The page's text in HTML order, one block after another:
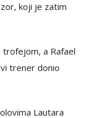
koji je zatim
a Rafael
trener donio
Lautara